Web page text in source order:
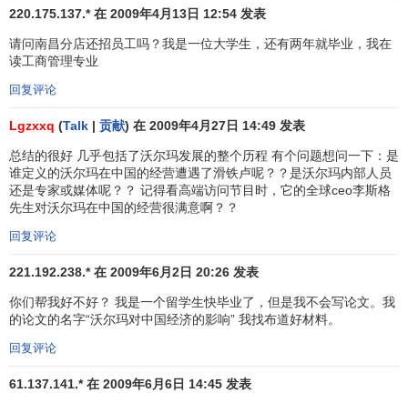
钱的天性，而大多数德国商家是依靠季节性减价和特殊平卖
的商业文化也给严谨的德国人带来一些宽慰。
研究零售市场的欧洲商业研究所所长哈利尔博士说：“真
业观念。顾客对德国零售商的评价不高，它们基本上就没有
服务。”沃尔玛准备 投资1.6亿美元，对已收购的施帕尔连锁店
进行全面装修改造，同时也在把美国许多最佳的商业做法和
管理人才引入德国，以使它在德国的全部业务达到公司标
准。
在一个顾客适应了经常恶声恶气的商业服务
注意体会工作中的乐趣。”沃尔玛同时也在按照它的美国方式
信息和权力，但公司不会给他们购股权。尽管沃尔玛德国公
司许多革新举措来自美国，但这些并不是在竭力使它在德国
220.175.137.* 在 2009年4月13日 12:54 发表
请问南昌分店还招员工吗？我是一位大学生，还有两年就毕业，我在
读工商管理专业
回复评论
Lgzxxq (Talk | 贡献) 在 2009年4月27日 14:49 发表
总结的很好 几乎包括了沃尔玛发展的整个历程 有个问题想问一下：是
谁定义的沃尔玛在中国的经营遭遇了滑铁卢呢？？是沃尔玛内部人员
还是专家或媒体呢？？ 记得看高端访问节目时，它的全球ceo李斯格
先生对沃尔玛在中国的经营很满意啊？？
回复评论
221.192.238.* 在 2009年6月2日 20:26 发表
你们帮我好不好？ 我是一个留学生快毕业了，但是我不会写论文。我
的论文的名字“沃尔玛对中国经济的影响” 我找布道好材料。
回复评论
61.137.141.* 在 2009年6月6日 14:45 发表